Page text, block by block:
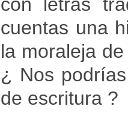
cuentas una
la moraleja
¿ Nos
de escritura ?